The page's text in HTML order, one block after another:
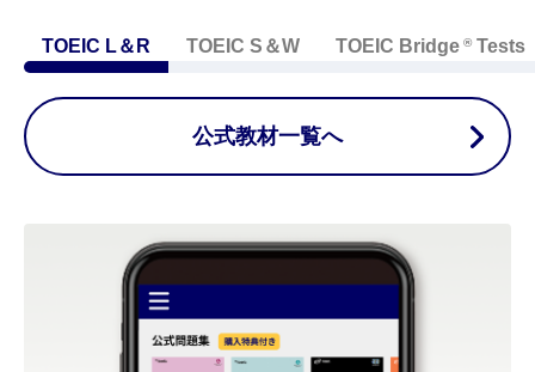
TOEIC L＆R TOEIC S＆W TOEIC Bridge ®Tests
公式教材一覧へ